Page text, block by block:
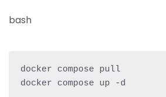
bash
docker compose pull
docker compose up -d